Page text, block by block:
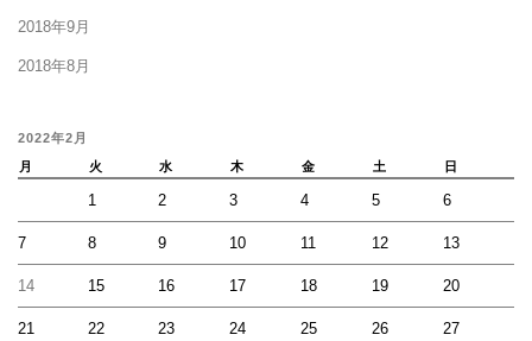
2018年9月
2018年8月
2022年2月
月
火 水 木 金 土 日
1 2 3 4 5 6
7 8 9 10 11 12 13
14 15 16 17 18 19 20
21 22 23 24 25 26 27